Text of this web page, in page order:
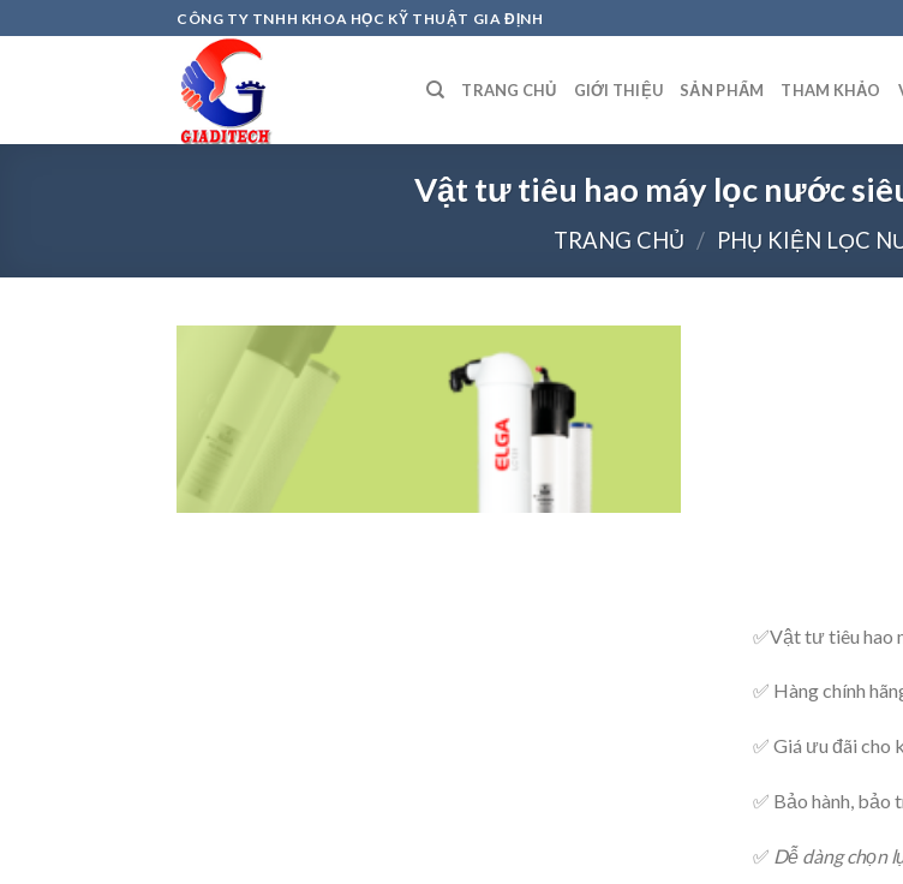
to
CÔNG TY TNHH KHOA HỌC KỸ THUẬT GIA ĐỊNH
TRANG CHỦ GIỚI THIỆU SẢN PHẨM THAM KHẢO
Vật tư tiêu hao máy lọc nước
TRANG CHỦ / PHỤ KIỆN LỌC
✅Vật tư tiêu hao
✅ Hàng chính
✅ Giá ưu đãi cho
✅ Bảo hành, bảo
✅ Dễ dàng chọn